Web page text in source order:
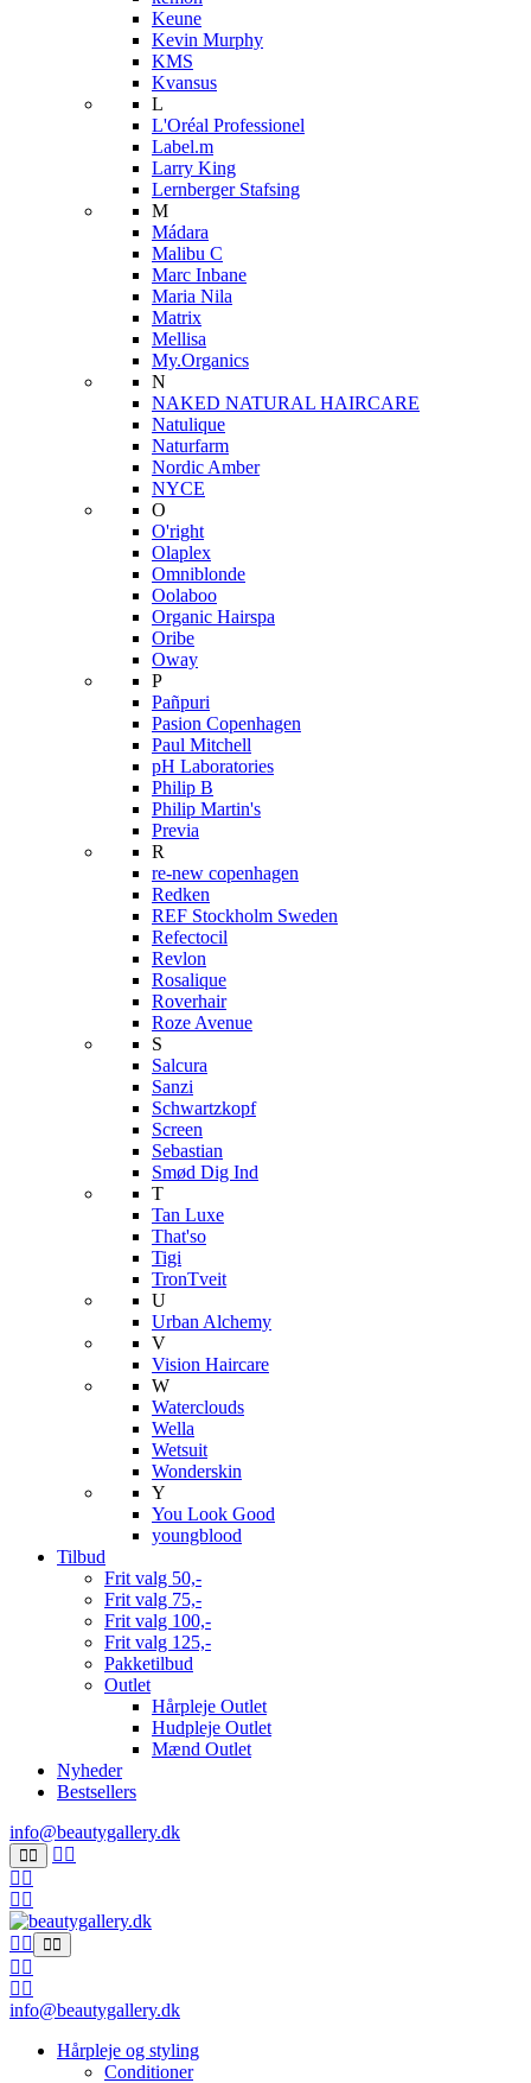
Keune
Kevin Murphy
KMS
Kvansus
L
L'Oréal Professionel
Label.m
Larry King
Lernberger Stafsing
M
Mádara
Malibu C
Marc Inbane
Maria Nila
Matrix
Mellisa
My.Organics
N
NAKED NATURAL HAIRCARE
Natulique
Naturfarm
Nordic Amber
NYCE
O
O'right
Olaplex
Omniblonde
Oolaboo
Organic Hairspa
Oribe
Oway
P
Pañpuri
Pasion Copenhagen
Paul Mitchell
pH Laboratories
Philip B
Philip Martin's
Previa
R
re-new copenhagen
Redken
REF Stockholm Sweden
Refectocil
Revlon
Rosalique
Roverhair
Roze Avenue
S
Salcura
Sanzi
Schwartzkopf
Screen
Sebastian
Smød Dig Ind
T
Tan Luxe
That'so
Tigi
TronTveit
U
Urban Alchemy
V
Vision Haircare
W
Waterclouds
Wella
Wetsuit
Wonderskin
Y
You Look Good
youngblood
Tilbud
Frit valg 50,-
Frit valg 75,-
Frit valg 100,-
Frit valg 125,-
Pakketilbud
Outlet
Hårpleje Outlet
Hudpleje Outlet
Mænd Outlet
Nyheder
Bestsellers
info@beautygallery.dk
info@beautygallery.dk
Hårpleje og styling
Conditioner